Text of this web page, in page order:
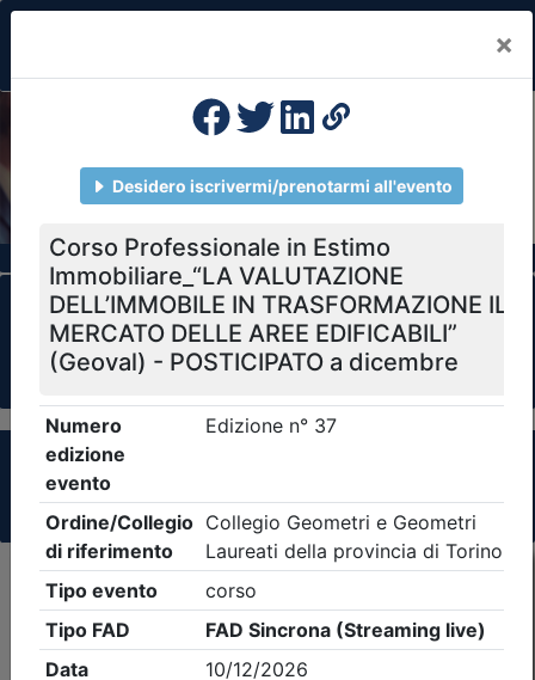
×
Previous
Formazione Professionale Continua
Il portale della formazione per Ordini e
Collegi Professionali
Clicca qui - espandi la sezione dei filtri ricerca
Criteri di ricerca applicati:
- Tipo Ordine/collegio:Geometri